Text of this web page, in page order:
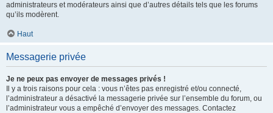
administrateurs et modérateurs ainsi que d’autres détails tels que les forums
qu’ils modèrent.
Haut
Messagerie privée
Je ne peux pas envoyer de messages privés !
Il y a trois raisons pour cela : vous n’êtes pas enregistré et/ou connecté,
l’administrateur a désactivé la messagerie privée sur l’ensemble du forum, ou
l’administrateur vous a empêché d’envoyer des messages. Contactez